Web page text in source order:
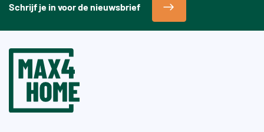
Schrijf je in voor de nieuwsbrief